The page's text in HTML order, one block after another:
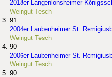
2018er Langenlonsheimer
Weingut Tesch
91
2004er Laubenheimer St.
Weingut Tesch
90
2006er Laubenheimer St.
Weingut Tesch
90